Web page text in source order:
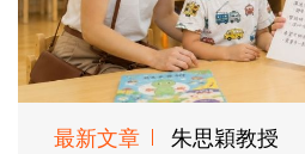
最新文章 朱思穎教授